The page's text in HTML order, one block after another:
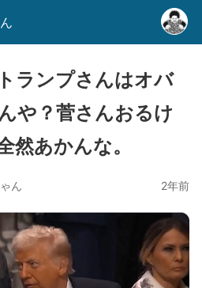
ランプさんはオバ
や？菅さんおるけ
然あかんな。
ん 2年前